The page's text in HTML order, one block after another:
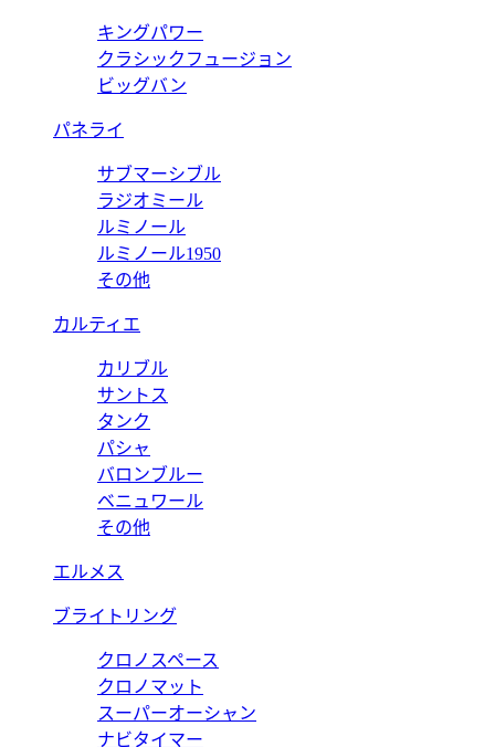
キングパワー
クラシックフュージョン
ビッグバン
パネライ
サブマーシブル
ラジオミール
ルミノール
ルミノール1950
その他
カルティエ
カリブル
サントス
タンク
パシャ
バロンブルー
ベニュワール
その他
エルメス
ブライトリング
クロノスペース
クロノマット
スーパーオーシャン
ナビタイマー